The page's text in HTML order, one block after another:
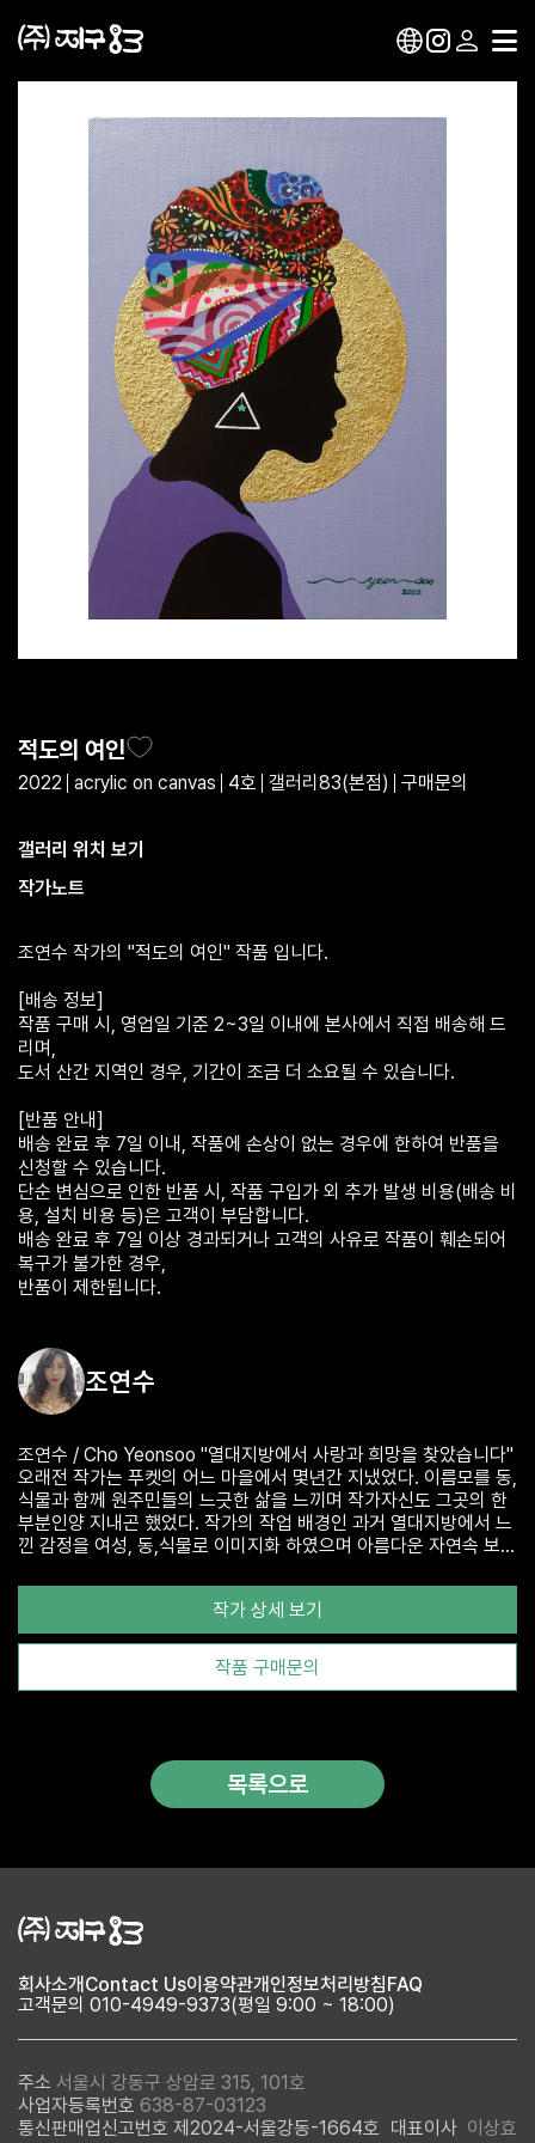
적도의 여인
2022 acrylic on canvas 4호 갤러리83(본점) 구매문의
갤러리 위치 보기
작가노트
조연수 작가의 "적도의 여인" 작품 입니다.
[배송 정보]
작품 구매 시, 영업일 기준 2~3일 이내에 본사에서 직접 배송해 드
리며,
도서 산간 지역인 경우, 기간이 조금 더 소요될 수 있습니다.
[반품 안내]
배송 완료 후 7일 이내, 작품에 손상이 없는 경우에 한하여 반품을
신청할 수 있습니다.
단순 변심으로 인한 반품 시, 작품 구입가 외 추가 발생 비용(배송 비
용, 설치 비용 등)은 고객이 부담합니다.
배송 완료 후 7일 이상 경과되거나 고객의 사유로 작품이 훼손되어
복구가 불가한 경우,
조연수
조연수 / Cho Yeonsoo "열대지방에서 사랑과 희망을 찾았습니다"
오래전 작가는 푸켓의 어느 마을에서 몇년간 지냈었다. 이름모를 동,
식물과 함께 원주민들의 느긋한 삶을 느끼며 작가자신도 그곳의 한
부분인양 지내곤 했었다. 작가의 작업 배경인 과거 열대지방에서 느
낀 감정을 여성, 동,식물로 이미지화 하였으며 아름다운 자연속 보았
녀 MOMO 의 캐릭터도 창작하였으며, 꾸준히 Fantasia MoMo 시
리즈를 선보이고 있다. 열대의 색감과 잘 어울리는 원색의 색감을 분
명하게 살리면서 아름다운 자연속의 유토피아적 요소에 중점을 두
려 노력하고 있다. 끝으로 작가가 전달하려는 목표는 열대지방에서
느꼈던 희망과 축복을 마음에 담아 끊임없이 꿈의 세계라 할 수 있는
작가 상세 보기
작품 구매문의
목록으로
회사소개 Contact Us이용약관개인정보처리방침FAQ
고객문의 010-4949-9373(평일 9:00 ~ 18:00)
주소 서울시 강동구 상암로 315, 101호
사업자등록번호 638-87-03123
통신판매업신고번호 제2024-서울강동-1664호 대표이사 이상효